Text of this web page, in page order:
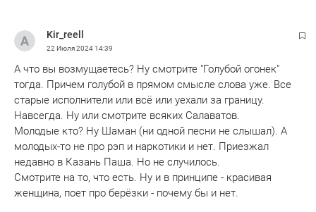
Kir_reell
22 Июля 202414:39
А что вы возмущаетесь? Ну смотрите "Голубой огонек"
тогда. Причем голубой в прямом смысле слова уже. Все
старые исполнители или всё или уехали за границу.
Навсегда. Ну или смотрите всяких Салаватов.
Молодые кто? Ну Шаман (ни одной песни не слышал). А
молодых-то не про рэп и наркотики и нет. Приезжал
недавно в Казань Паша. Но не случилось.
Смотрите на то, что есть. Ну и в принципе - красивая
женщина, поет про берёзки - почему бы и нет.